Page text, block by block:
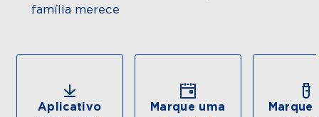
família merece
Aplicativo
Marque uma
Marque